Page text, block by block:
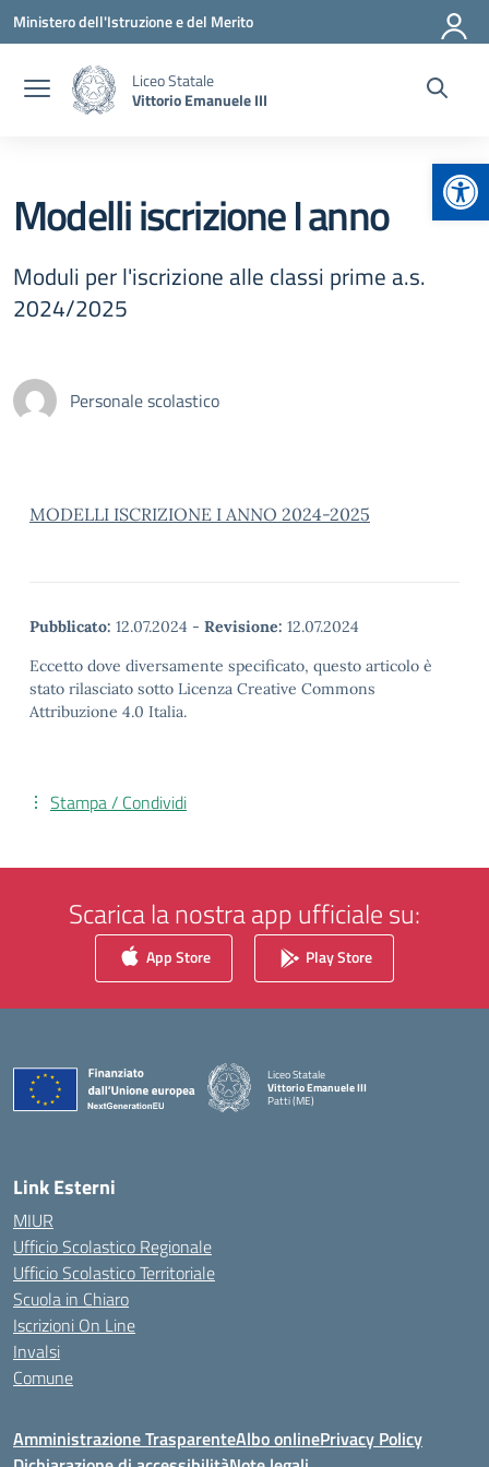
Vai ai contenuti
Vai al menu di navigazione
Vai al footer
Ministero dell'Istruzione e del Merito
Liceo Statale
Vittorio Emanuele III
Modelli iscrizione I anno
Moduli per l'iscrizione alle classi prime a.s.
2024/2025
Personale scolastico
MODELLI ISCRIZIONE I ANNO 2024-2025
Pubblicato: 12.07.2024 - Revisione: 12.07.2024
Eccetto dove diversamente specificato, questo articolo è
stato rilasciato sotto Licenza Creative Commons
Attribuzione 4.0 Italia.
Stampa / Condividi
Scarica la nostra app ufficiale su:
App Store Play Store
Liceo Statale
Vittorio Emanuele III
Patti (ME)
Link Esterni
MIUR
Ufficio Scolastico Regionale
Ufficio Scolastico Territoriale
Scuola in Chiaro
Iscrizioni On Line
Invalsi
Comune
Amministrazione TrasparenteAlbo onlinePrivacy Policy